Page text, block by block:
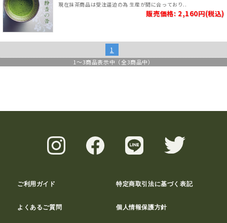
現在抹茶商品は受注逼迫の為 生産が間に合っており..
販売価格: 2,160円(税込)
1
1 ～3商品表示中（全3商品中）
ご利用ガイド 特定商取引法に基づく表記
よくあるご質問 個人情報保護方針